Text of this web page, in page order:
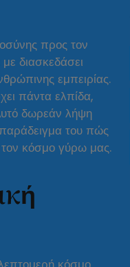
προς τον
διασκεδάσει
εμπειρίας.
πάντα ελπίδα,
δωρεάν λήψη
του πώς
τον κόσμο γύρω μας.